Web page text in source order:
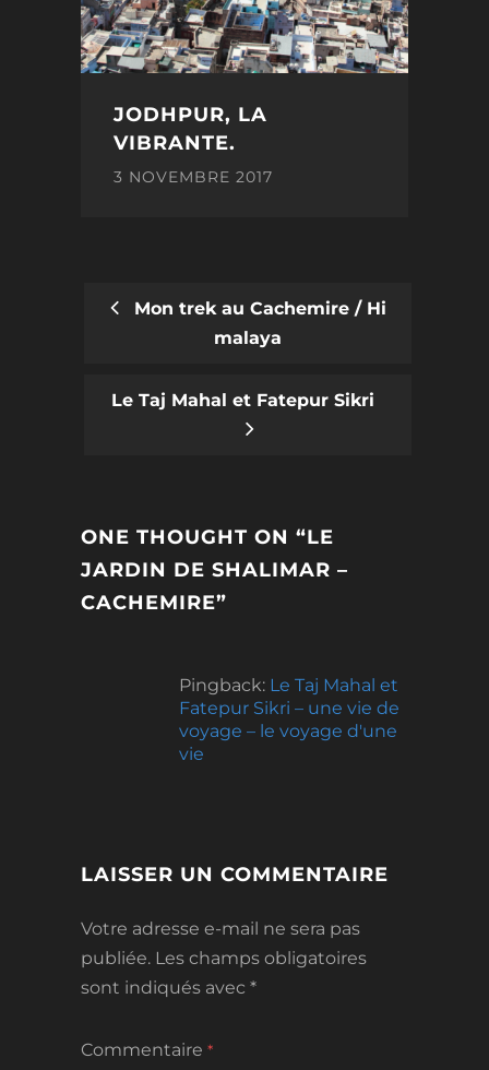
JODHPUR, LA
VIBRANTE.
3 NOVEMBRE 2017
NAVIGATION
Mon trek au Cachemire / Hi
malaya
Le Taj Mahal et Fatepur Sikri
ONE THOUGHT ON “LE
JARDIN DE SHALIMAR –
CACHEMIRE”
Pingback: Le Taj Mahal et
Fatepur Sikri – une vie de
voyage – le voyage d'une
vie
LAISSER UN COMMENTAIRE
Votre adresse e-mail ne sera pas
publiée. Les champs obligatoires
sont indiqués avec *
Commentaire *